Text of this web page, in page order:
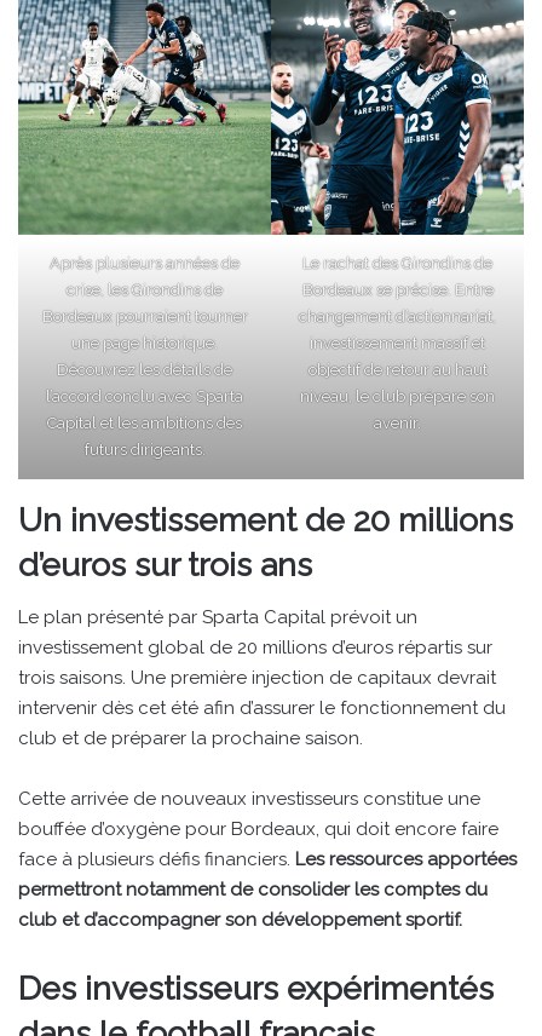
Après plusieurs années de
crise, les Girondins de
Bordeaux pourraient tourner
une page historique.
Découvrez les détails de
l’accord conclu avec Sparta
Capital et les ambitions des
futurs dirigeants.
Le rachat des Girondins de
Bordeaux se précise. Entre
changement d’actionnariat,
investissement massif et
objectif de retour au haut
niveau, le club prépare son
avenir.
Un investissement de 20 millions
d’euros sur trois ans
Le plan présenté par Sparta Capital prévoit un
investissement global de 20 millions d’euros répartis sur
trois saisons. Une première injection de capitaux devrait
intervenir dès cet été afin d’assurer le fonctionnement du
club et de préparer la prochaine saison.
Cette arrivée de nouveaux investisseurs constitue une
bouffée d’oxygène pour Bordeaux, qui doit encore faire
face à plusieurs défis financiers. Les ressources apportées
permettront notamment de consolider les comptes du
club et d’accompagner son développement sportif.
Des investisseurs expérimentés